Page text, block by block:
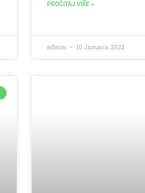
PROČITAJ VIŠE »
admin 10 Januara, 2022